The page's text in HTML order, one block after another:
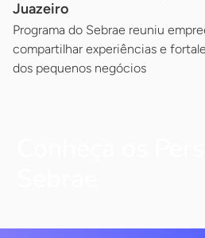
Juazeiro
Programa do Sebrae reuniu
compartilhar experiências e
dos pequenos negócios